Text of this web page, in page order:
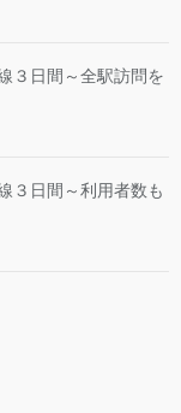
３日間～全駅訪問を
３日間～利用者数も